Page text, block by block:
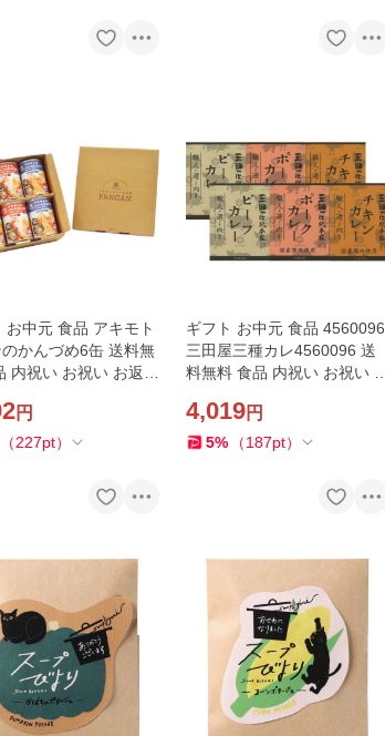
お中元 食品 アキモト
かんづめ6缶 送料無
内祝い お祝い お返し
円
（227pt）
ギフト お中元 食品 4560096
三田屋三種カレ4560096 送
料無料 食品 内祝い お祝い お
し対応
4,019円
5% （187pt）